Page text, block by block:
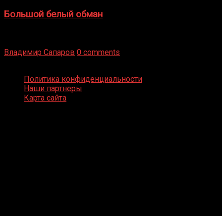
Большой белый обман
Владимир Сапаров 0 comments
Политика конфиденциальности
Наши партнеры
Карта сайта